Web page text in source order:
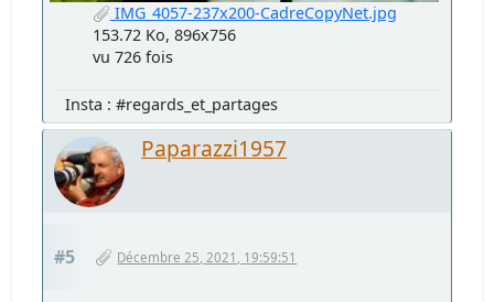
IMG_4057-237x200-CadreCopyNet.jpg
153.72 Ko, 896x756
vu 726 fois
Insta : #regards_et_partages
Paparazzi1957
#5 Décembre 25, 2021, 19:59:51